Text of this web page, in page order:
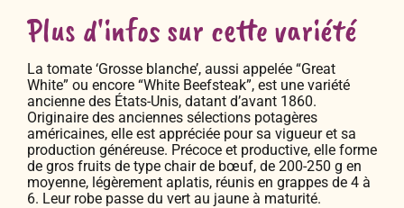
Plus d'infos sur cette variété
La tomate ‘Grosse blanche’, aussi appelée “Great
White” ou encore “White Beefsteak”, est une variété
ancienne des États-Unis, datant d’avant 1860.
Originaire des anciennes sélections potagères
américaines, elle est appréciée pour sa vigueur et sa
production généreuse. Précoce et productive, elle forme
de gros fruits de type chair de bœuf, de 200-250 g en
moyenne, légèrement aplatis, réunis en grappes de 4 à
6. Leur robe passe du vert au jaune à maturité.